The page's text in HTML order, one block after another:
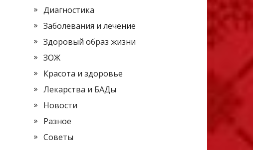
Диагностика
Заболевания и лечение
Здоровый образ жизни
ЗОЖ
Красота и здоровье
Лекарства и БАДы
Новости
Разное
Советы